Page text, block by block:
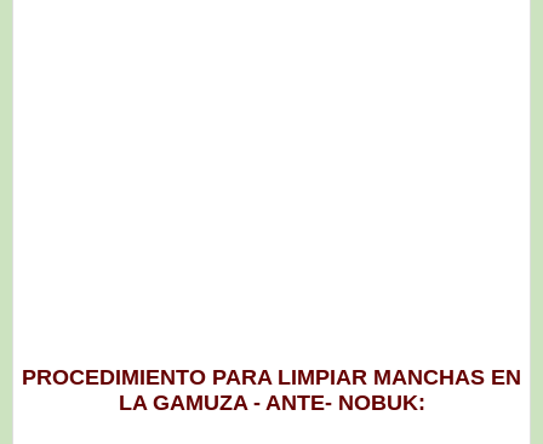
PROCEDIMIENTO PARA LIMPIAR MANCHAS EN
LA GAMUZA - ANTE- NOBUK: